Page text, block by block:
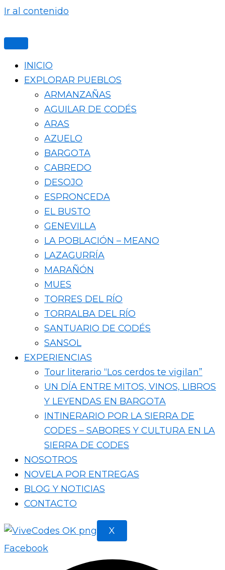
Ir al contenido
INICIO
EXPLORAR PUEBLOS
ARMANZAÑAS
AGUILAR DE CODÉS
ARAS
AZUELO
BARGOTA
CABREDO
DESOJO
ESPRONCEDA
EL BUSTO
GENEVILLA
LA POBLACIÓN – MEANO
LAZAGURRÍA
MARAÑÓN
MUES
TORRES DEL RÍO
TORRALBA DEL RÍO
SANTUARIO DE CODÉS
SANSOL
EXPERIENCIAS
Tour literario “Los cerdos te vigilan”
UN DÍA ENTRE MITOS, VINOS, LIBROS
Y LEYENDAS EN BARGOTA
INTINERARIO POR LA SIERRA DE
CODES – SABORES Y CULTURA EN LA
SIERRA DE CODES
NOSOTROS
NOVELA POR ENTREGAS
BLOG Y NOTICIAS
CONTACTO
X
Facebook